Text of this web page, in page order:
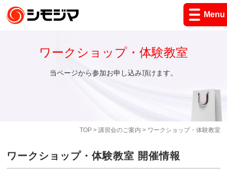
Menu
TOP> 講習会のご案内 > ワークショップ・体験教室
ワークショップ・体験教室
当ページから参加お申し込み頂けます。
ワークショップ・体験教室 開催情報